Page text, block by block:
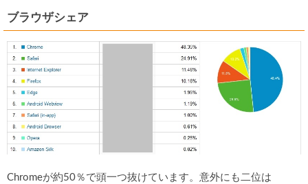
ブラウザシェア
Chromeが約50％で頭一つ抜けています。意外にも二位は